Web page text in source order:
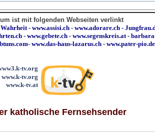
ist mit folgenden Webseiten verlinkt
Wahrheit - www.assisi.ch - www.adorare.ch -
- www.gebete.ch - www.segenskreis.at -
- www.das-haus-lazarus.ch - www.pater-pio.de
tv.org
www.k-tv.org
www.k-tv.at
katholische Fernsehsender